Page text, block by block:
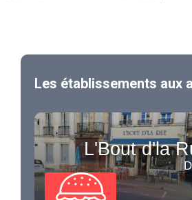
Les établissements aux
L'Bout d'la